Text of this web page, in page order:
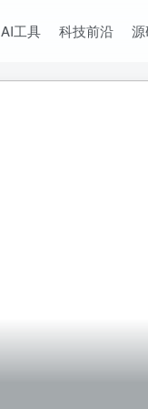
AI工具 科技前沿